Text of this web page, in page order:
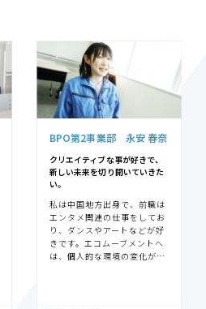
BPO第2事業部 永安 春奈
クリエイティブな事が好きで、
新しい未来を切り開いていきた
い。
私は中国地方出身で、前職は
エンタメ関連の仕事をしてお
り、ダンスやアートなどが好
きです。エコムーブメントへ
は、個人的な環境の変化が…